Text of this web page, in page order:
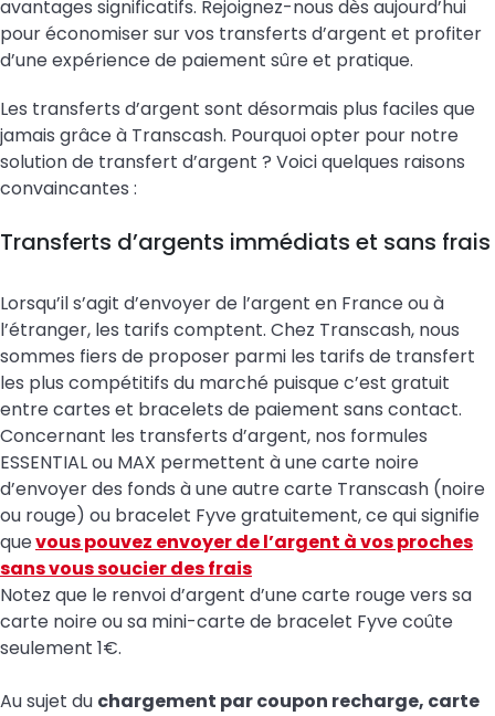
avantages significatifs. Rejoignez-nous dès aujourd’hui
pour économiser sur vos transferts d’argent et profiter
d’une expérience de paiement sûre et pratique.
Les transferts d’argent sont désormais plus faciles que
jamais grâce à Transcash. Pourquoi opter pour notre
solution de transfert d’argent ? Voici quelques raisons
convaincantes :
Transferts d’argents immédiats et sans frais
Lorsqu’il s’agit d’envoyer de l’argent en France ou à
l’étranger, les tarifs comptent. Chez Transcash, nous
sommes fiers de proposer parmi les tarifs de transfert
les plus compétitifs du marché puisque c’est gratuit
entre cartes et bracelets de paiement sans contact.
Concernant les transferts d’argent, nos formules
ESSENTIAL ou MAX permettent à une carte noire
d’envoyer des fonds à une autre carte Transcash (noire
ou rouge) ou bracelet Fyve gratuitement, ce qui signifie
quevous pouvez envoyer de l’argent à vos proches
sans vous soucier des frais
Notez que le renvoi d’argent d’une carte rouge vers sa
carte noire ou sa mini-carte de bracelet Fyve coûte
seulement 1€.
Au sujet du chargement par coupon recharge, carte